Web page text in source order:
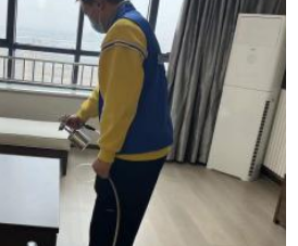
天见酒店
店空气治理圆满完成湖南张
了空气治理并于2024年1月
南张家界天见酒店自...